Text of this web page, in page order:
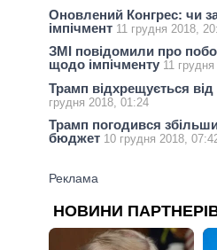
Оновлений Конгрес: чи
імпічмент 11 грудня 2018,
ЗМІ повідомили про
щодо імпічменту 11
Трамп відхрещується
грудня 2018, 01:24
Трамп погодився
бюджет 10 грудня 2018,